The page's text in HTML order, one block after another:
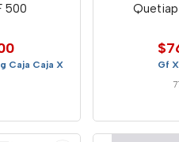
500
Caja Caja X
Gf